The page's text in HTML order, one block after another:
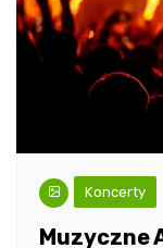
Koncerty
Muzyczne